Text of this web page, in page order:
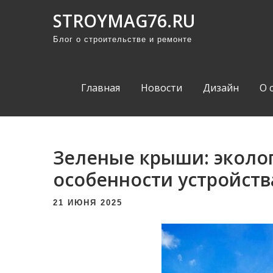
STROYMAG76.RU
Блог о строительстве и ремонте
Главная Новости Дизайн О
Зеленые крыши:
особенности
21 ИЮНЯ 2025